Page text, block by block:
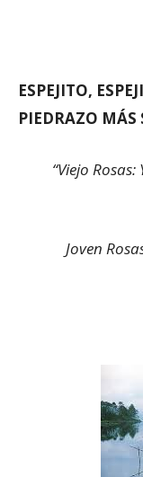
ESPEJITO,
PIEDRAZO MÁS
“Viejo
Joven